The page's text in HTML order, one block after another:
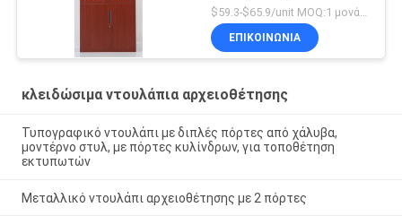
ΕΠΙΚΟΙΝΩΝΊΑ
κλειδώσιμα ντουλάπια αρχειοθέτησης
Τυπογραφικό ντουλάπι με διπλές πόρτες από χάλυβα,
μοντέρνο στυλ, με πόρτες κυλίνδρων, για τοποθέτηση
εκτυπωτών
Μεταλλικό ντουλάπι αρχειοθέτησης με 2 πόρτες